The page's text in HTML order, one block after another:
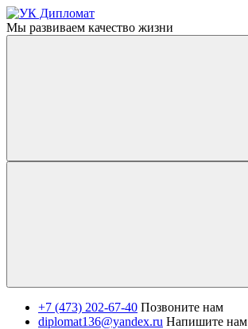
Мы развиваем качество жизни
+7 (473) 202-67-40 Позвоните нам
diplomat136@yandex.ru Напишите нам